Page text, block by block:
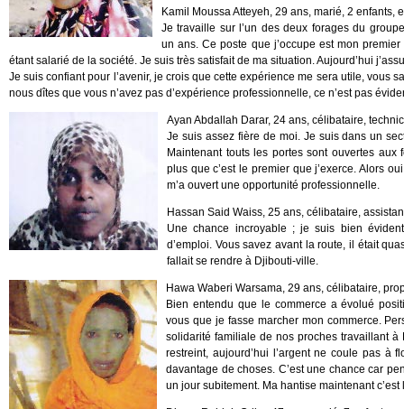
Kamil Moussa Atteyeh, 29 ans, marié, 2 enfants,
Je travaille sur l’un des deux forages du
un ans. Ce poste que j’occupe est mon
étant salarié de la société. Je suis très satisfait de ma situation. Aujourd’hui
Je suis confiant pour l’avenir, je crois que cette expérience me sera utile, vous
nous dîtes que vous n’avez pas d’expérience professionnelle, ce n’est pas
Ayan Abdallah Darar, 24 ans, célibataire,
Je suis assez fière de moi. Je suis dans un
Maintenant touts les portes sont ouvertes aux
plus que c’est le premier que j’exerce. Alors
m’a ouvert une opportunité professionnelle.
Hassan Said Waiss, 25 ans, célibataire,
Une chance incroyable ; je suis bien
d’emploi. Vous savez avant la route, il était
fallait se rendre à Djibouti-ville.
Hawa Waberi Warsama, 29 ans, célibataire,
Bien entendu que le commerce a évolué
vous que je fasse marcher mon commerce.
solidarité familiale de nos proches travaillant
restreint, aujourd’hui l’argent ne coule pas à
davantage de choses. C’est une chance car
un jour subitement. Ma hantise maintenant